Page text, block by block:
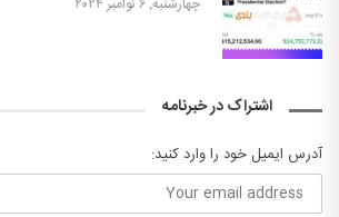
اشتراک در خبرنامه
آدرس ایمیل خود را وارد کنید: